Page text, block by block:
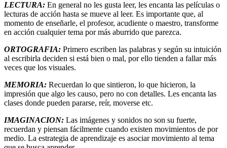
LECTURA: En general no les gusta leer, les encanta las películas o
lecturas de acción hasta se mueve al leer. Es importante que, al
momento de enseñarle, el profesor, acudiente o maestro, transforme
en acción cualquier tema por más aburrido que parezca.
ORTOGRAFIA: Primero escriben las palabras y según su intuición
al escribirla deciden si está bien o mal, por ello tienden a fallar más
veces que los visuales.
MEMORIA: Recuerdan lo que sintieron, lo que hicieron, la
impresión que algo les causo, pero no con detalles. Les encanta las
clases donde pueden pararse, reír, moverse etc.
IMAGINACION: Las imágenes y sonidos no son su fuerte,
recuerdan y piensan fácilmente cuando existen movimientos de por
medio. La estrategia de aprendizaje es asociar movimiento al tema